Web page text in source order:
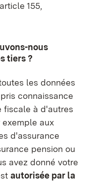
155,
nous
tiers ?
les données
connaissance
fiscale à d'autres
aux
d'assurance
pension ou
avez donné votre
autorisée par la